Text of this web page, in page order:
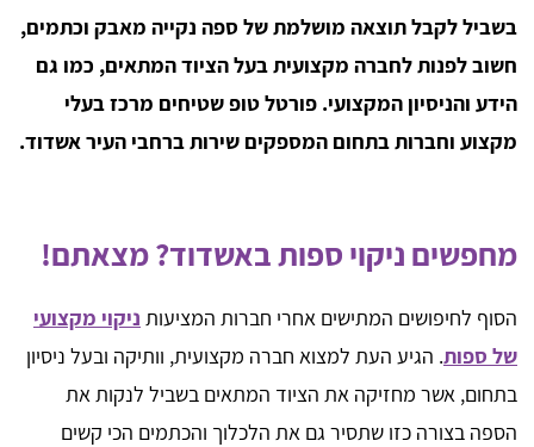
בשביל לקבל תוצאה מושלמת של ספה נקייה מאבק וכתמים,
חשוב לפנות לחברה מקצועית בעל הציוד המתאים, כמו גם
הידע והניסיון המקצועי. פורטל טופ שטיחים מרכז בעלי
מקצוע וחברות בתחום המספקים שירות ברחבי העיר אשדוד.
מחפשים ניקוי ספות באשדוד? מצאתם!
הסוף לחיפושים המתישים אחרי חברות המציעות ניקוי מקצועי
של ספות. הגיע העת למצוא חברה מקצועית, וותיקה ובעל ניסיון
בתחום, אשר מחזיקה את הציוד המתאים בשביל לנקות את
הספה בצורה כזו שתסיר גם את הלכלוך והכתמים הכי קשים